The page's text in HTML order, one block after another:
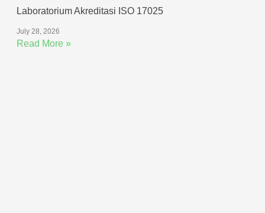
Laboratorium Akreditasi ISO 17025
July 28, 2026
Read More »